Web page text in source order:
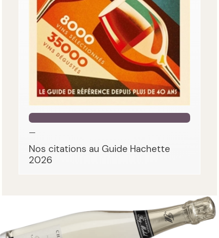
—
Nos citations au Guide Hachette
2026